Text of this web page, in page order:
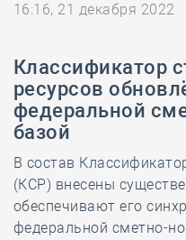
16:16, 21 декабря 2022
Классификатор
ресурсов
федеральной
базой
В состав
(КСР) внесены
обеспечивают его
федеральной сметно-